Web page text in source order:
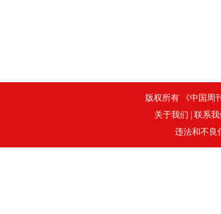
版权所有 《中国周
关于我们
联系
违法和不良